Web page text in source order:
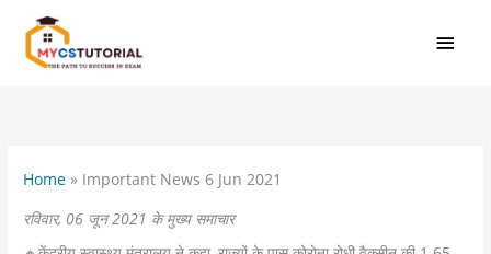
content
Home » Important News 6 Jun 2021
रविवार, 06 जून 2021 के मुख्य समाचार